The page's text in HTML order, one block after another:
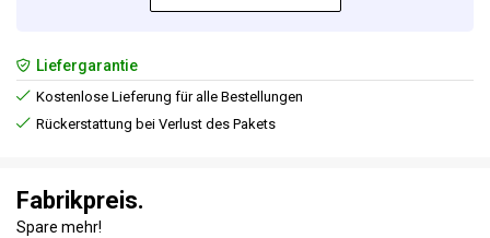
Liefergarantie
Kostenlose Lieferung für alle Bestellungen
Rückerstattung bei Verlust des Pakets
Fabrikpreis.
Spare mehr!